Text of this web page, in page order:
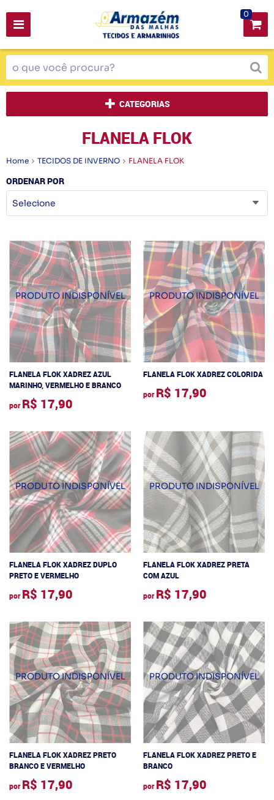
0
CATEGORIAS
FLANELA FLOK
Home TECIDOS DE INVERNO FLANELA FLOK
ORDENAR POR
Selecione
FLANELA FLOK XADREZ AZUL
MARINHO, VERMELHO E BRANCO
por R$ 17,90
FLANELA FLOK XADREZ COLORIDA
por R$ 17,90
FLANELA FLOK XADREZ DUPLO
PRETO E VERMELHO
por R$ 17,90
FLANELA FLOK XADREZ PRETA
COM AZUL
por R$ 17,90
FLANELA FLOK XADREZ PRETO
BRANCO E VERMELHO
por R$ 17,90
FLANELA FLOK XADREZ PRETO E
BRANCO
por R$ 17,90